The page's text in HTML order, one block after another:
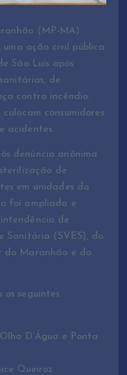
(MP-MA)
ação civil pública
São Luís após
de
contra incêndio.
consumidores
acidentes.
denúncia anônima
de
em unidades da
foi ampliada e
de
Sanitária (SVES), do
do Maranhão e do
os seguintes
D’Água e Ponta
Queiroz